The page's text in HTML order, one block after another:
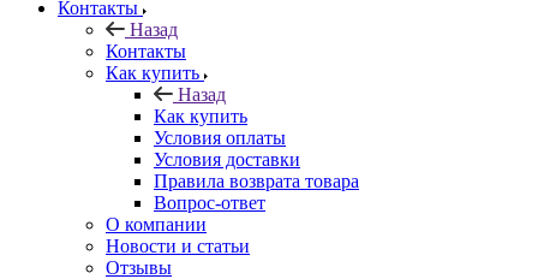
Контакты
Назад
Контакты
Как купить
Назад
Как купить
Условия оплаты
Условия доставки
Правила возврата товара
Вопрос-ответ
О компании
Новости и статьи
Отзывы